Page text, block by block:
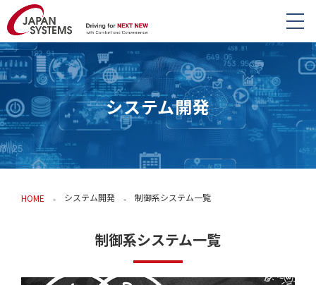
システム開発
HOME システム開発 制御系システム一覧
制御系システム一覧